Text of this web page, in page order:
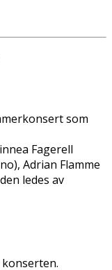
som
Fagerell
Adrian Flamme
ledes av
konserten.